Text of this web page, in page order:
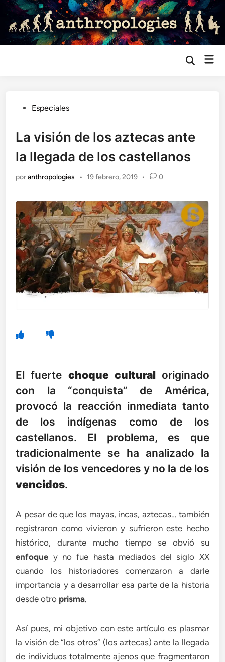
Saltar
contenido
Abrir
Publicado
Especiales
La visión de los aztecas ante
la llegada de los castellanos
poranthropologies • 19 febrero, 2019 • 0
El fuerte choque culturaloriginado
con la “conquista” de América,
provocó la reacción inmediata tanto
de los indígenas como de los
castellanos. El problema, es que
tradicionalmente se ha analizado la
visión de los vencedores y no la de los
vencidos.
A pesar de que los mayas, incas, aztecas… también
registraron como vivieron y sufrieron este hecho
histórico, durante mucho tiempo se obvió su
enfoque y no fue hasta mediados del siglo XX
cuando los historiadores comenzaron a darle
importancia y a desarrollar esa parte de la historia
desde otro prisma.
Así pues, mi objetivo con este artículo es plasmar
la visión de “los otros” (los aztecas) ante la llegada
de individuos totalmente ajenos que fragmentaron